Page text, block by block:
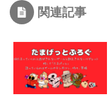
関連記事